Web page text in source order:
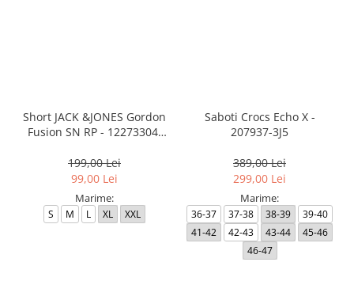
Short JACK &JONES Gordon
Fusion SN RP - 12273304-
199,00 Lei
99,00 Lei
Marime:
S M L XL XXL
Saboti Crocs Echo X -
207937-3J5
389,00 Lei
299,00 Lei
Marime:
36-37 37-38 38-39
39-40
41-42
42-43 43-44
45-46
46-47